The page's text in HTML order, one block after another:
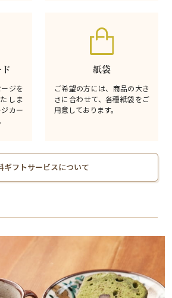
ジを
しま
カー
紙袋
ご希望の方には、商品の大き
さに合わせて、各種紙袋をご
用意しております。
ギフトサービスについて